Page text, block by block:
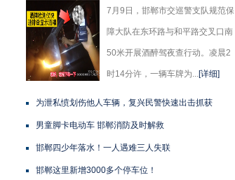
7月9日，邯郸市交巡警支队规范保
障大队在东环路与和平路交叉口南
50米开展酒醉驾夜查行动。凌晨2
时14分许，一辆车牌为...[详细]
为泄私愤划伤他人车辆，复兴民警快速出击抓获
男童脚卡电动车 邯郸消防及时解救
邯郸四少年落水！一人遇难三人失联
邯郸这里新增3000多个停车位！